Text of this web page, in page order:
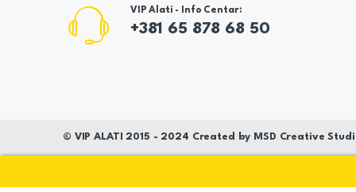
VIP Alati - Info Centar:
+381 65 878 68 50
© VIP ALATI 2015 - 2024 Created by MSD Creative